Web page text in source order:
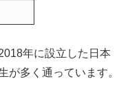
年に設立した日本
が多く通っています。